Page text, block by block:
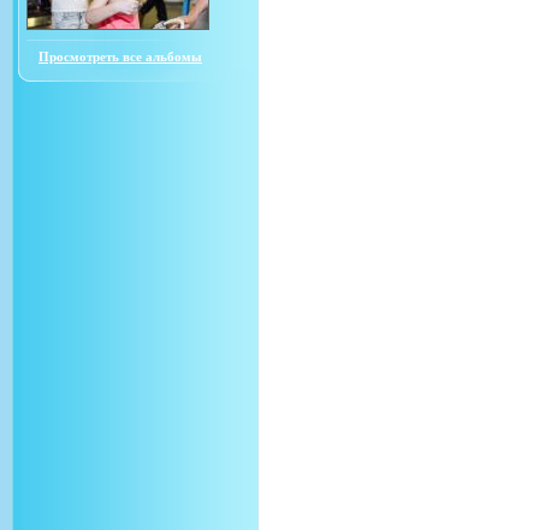
Просмотреть все альбомы